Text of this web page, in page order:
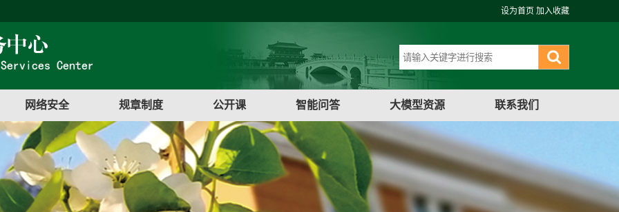
设为首页 加入收藏
网络安全 规章制度 公开课 智能问答 大模型资源 联系我们